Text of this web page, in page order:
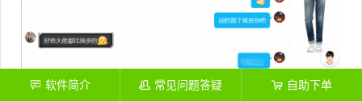
󦍑 软件简介 󦋱 常见问题答疑 󦞡 自助下单